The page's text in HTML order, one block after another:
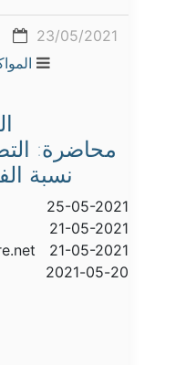
23/05/2021
محاضرة:
نسبة
05-2021
21-05-2021
20-05-2021